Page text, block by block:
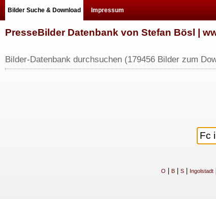
Bilder Suche & Download Impressum
PresseBilder Datenbank von Stefan Bösl |
Bilder-Datenbank durchsuchen (179456 Bilder zum
O B| S| Ingolstadt|